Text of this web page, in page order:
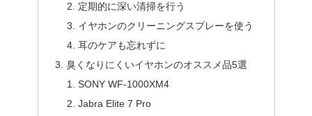
定期的に深い清掃を行う
イヤホンのクリーニングスプレーを使う
耳のケアも忘れずに
臭くなりにくいイヤホンのオススメ品5選
SONY WF-1000XM4
Jabra Elite 7 Pro